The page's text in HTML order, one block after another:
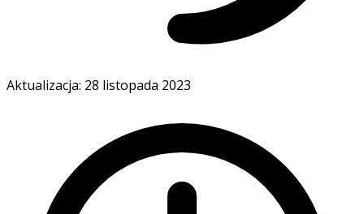
Aktualizacja: 28 listopada 2023